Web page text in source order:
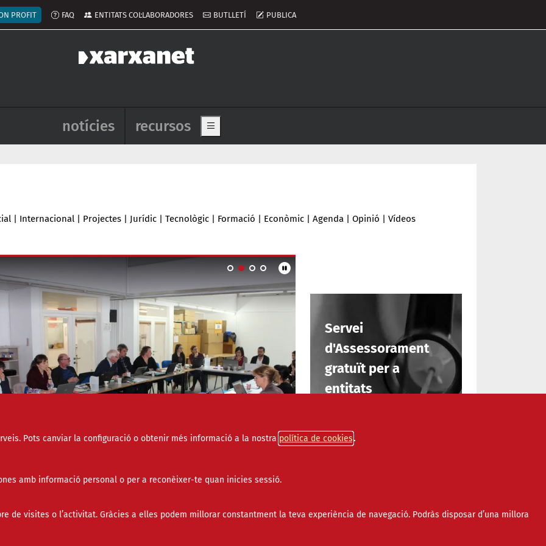
Pots canviar la configuració o obtenir més informació a la nostra política de cookies
amb informació personal o per a reconèixer-te quan inicies sessió.
de visites o l’activitat. Gràcies a elles podem millorar constantment la teva experiència de navegació. Podràs disposar d’una millora
del compte d'usuari
PROFIT FAQ ENTITATS COL·LABORADORES BUTLLETÍ PUBLICA
Navegació principal de l'encapçalament
notícies recursos Show main menu
| Internacional | Projectes | Jurídic | Tecnològic | Formació | Econòmic | Agenda | Opinió | Vídeos
però no podem subestimar l’esforç que això
Servei
d'Assessorament
gratuït per a
entitats